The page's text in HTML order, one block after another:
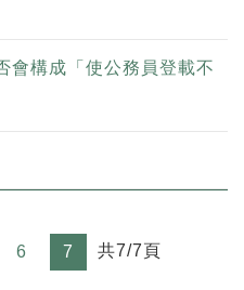
會構成「使公務員登載不
6 7 共7/7頁